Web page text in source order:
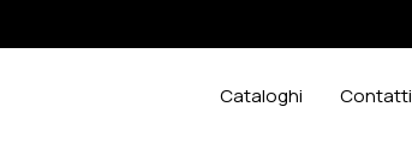
Cataloghi Contatti